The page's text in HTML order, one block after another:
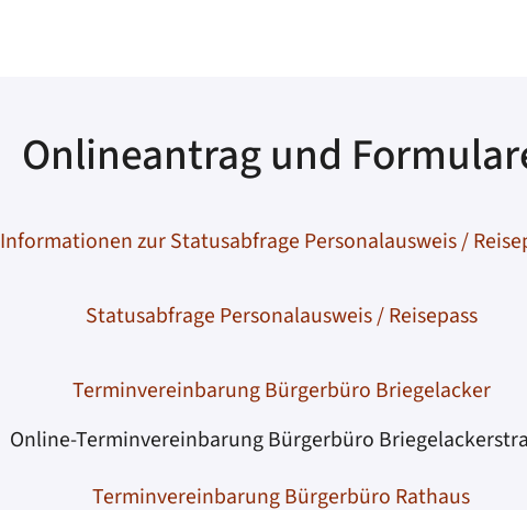
Onlineantrag und
Informationen zur Statusabfrage Personalausweis /
Statusabfrage Personalausweis / Reisepass
Terminvereinbarung Bürgerbüro Briegelacker
Online-Terminvereinbarung Bürgerbüro
Terminvereinbarung Bürgerbüro Rathaus